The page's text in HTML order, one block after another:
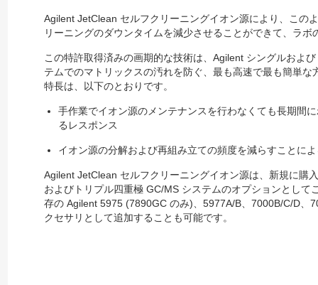
Agilent JetClean セルフクリーニングイオン源により、この
リーニングのダウンタイムを減少させることができて、ラボ
この特許取得済みの画期的な技術は、Agilent シングルおよ
テムでのマトリックスの汚れを防ぐ、最も高速で最も簡単な
特長は、以下のとおりです。
手作業でイオン源のメンテナンスを行わなくても長期間
るレスポンス
イオン源の分解および再組み立ての頻度を減らすことに
Agilent JetClean セルフクリーニングイオン源は、新規に購
およびトリプル四重極 GC/MS システムのオプションとして
存の Agilent 5975 (7890GC のみ)、5977A/B、7000B/C/D、
クセサリとして追加することも可能です。